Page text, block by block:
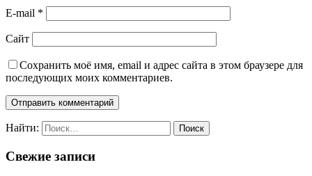
E-mail *
Сайт
Сохранить моё имя, email и адрес сайта в этом браузере для
последующих моих комментариев.
Найти:
Свежие записи